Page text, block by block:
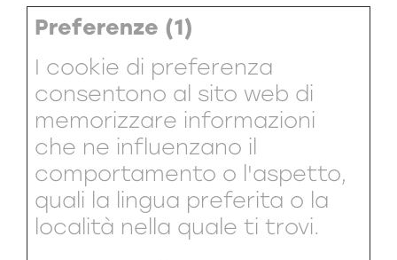
Preferenze (1)
I cookie di preferenza
consentono al sito web di
memorizzare informazioni
che ne influenzano il
comportamento o l'aspetto,
quali la lingua preferita o la
località nella quale ti trovi.